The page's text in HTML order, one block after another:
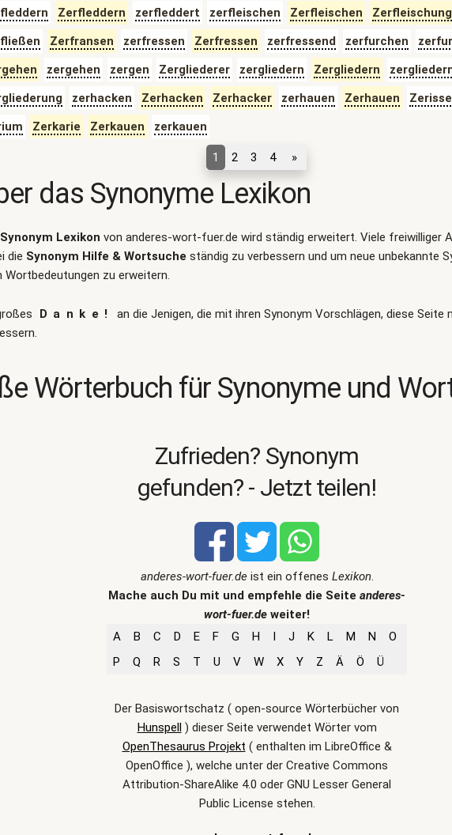
Zerfleddern zerfleddert zerfleischen Zerfleischen Zerfleischung
Zerfransen zerfressen Zerfressen zerfressend zerfurchen
zergehen zergen Zergliederer zergliedern Zergliedern
zerhacken Zerhacken Zerhacker zerhauen Zerhauen
Zerkarie Zerkauen zerkauen
1 2 3 4 »
das Synonyme Lexikon
Synonym Lexikon von anderes-wort-fuer.de wird ständig erweitert. Viele freiwilliger
die Synonym Hilfe & Wortsuche ständig zu verbessern und um neue unbekannte
Wortbedeutungen zu erweitern.
Danke!
an die Jenigen, die mit ihren Synonym Vorschlägen, diese Seite
Wörterbuch für Synonyme und
Zufrieden? Synonym
gefunden? - Jetzt teilen!
anderes-wort-fuer.deist ein offenes Lexikon.
Mache auch Du mit und empfehle die Seite anderes-
wort-fuer.de weiter!
A
B C D E F G H I J K L M N
O
P
Q R S T U V W X Y Z Ä Ö Ü
Der Basiswortschatz ( open-source Wörterbücher von
Hunspell) dieser Seite verwendet Wörter vom
OpenThesaurus Projekt ( enthalten im LibreOffice &
OpenOffice ), welche unter der Creative Commons
Attribution-ShareAlike 4.0 oder GNU Lesser General
Public License stehen.